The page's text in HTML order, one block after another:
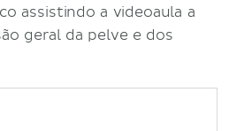
assistindo a videoaula a
geral da pelve e dos